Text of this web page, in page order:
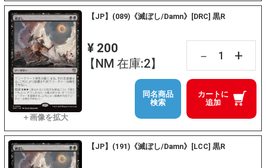
【JP】(089)《滅ぼし/Damn》[DRC] 黒R
¥ 200
【NM 在庫:2】
－ +
カートに
追加
同名商品
検索
【JP】(191)《滅ぼし/Damn》[LCC] 黒R